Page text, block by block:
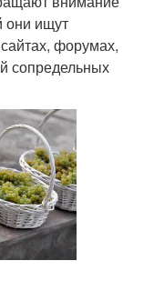
они ищут
форумах,
сопредельных